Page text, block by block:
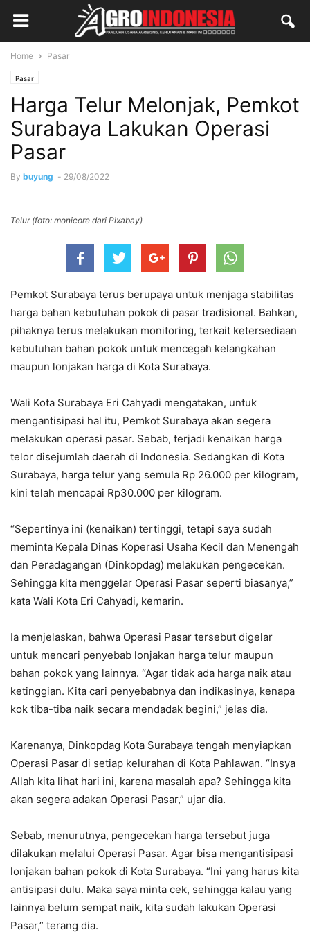
Home Pasar
Pasar
Harga Telur Melonjak, Pemkot
Surabaya Lakukan Operasi
Pasar
By buyung - 29/08/2022
Telur (foto: monicore dari Pixabay)
Pemkot Surabaya terus berupaya untuk menjaga stabilitas
harga bahan kebutuhan pokok di pasar tradisional. Bahkan,
pihaknya terus melakukan monitoring, terkait ketersediaan
kebutuhan bahan pokok untuk mencegah kelangkahan
maupun lonjakan harga di Kota Surabaya.
Wali Kota Surabaya Eri Cahyadi mengatakan, untuk
mengantisipasi hal itu, Pemkot Surabaya akan segera
melakukan operasi pasar. Sebab, terjadi kenaikan harga
telor disejumlah daerah di Indonesia. Sedangkan di Kota
Surabaya, harga telur yang semula Rp 26.000 per kilogram,
kini telah mencapai Rp30.000 per kilogram.
“Sepertinya ini (kenaikan) tertinggi, tetapi saya sudah
meminta Kepala Dinas Koperasi Usaha Kecil dan Menengah
dan Peradagangan (Dinkopdag) melakukan pengecekan.
Sehingga kita menggelar Operasi Pasar seperti biasanya,”
kata Wali Kota Eri Cahyadi, kemarin.
Ia menjelaskan, bahwa Operasi Pasar tersebut digelar
untuk mencari penyebab lonjakan harga telur maupun
bahan pokok yang lainnya. “Agar tidak ada harga naik atau
ketinggian. Kita cari penyebabnya dan indikasinya, kenapa
kok tiba-tiba naik secara mendadak begini,” jelas dia.
Karenanya, Dinkopdag Kota Surabaya tengah menyiapkan
Operasi Pasar di setiap kelurahan di Kota Pahlawan. “Insya
Allah kita lihat hari ini, karena masalah apa? Sehingga kita
akan segera adakan Operasi Pasar,” ujar dia.
Sebab, menurutnya, pengecekan harga tersebut juga
dilakukan melalui Operasi Pasar. Agar bisa mengantisipasi
lonjakan bahan pokok di Kota Surabaya. “Ini yang harus kita
antisipasi dulu. Maka saya minta cek, sehingga kalau yang
lainnya belum sempat naik, kita sudah lakukan Operasi
Pasar,” terang dia.